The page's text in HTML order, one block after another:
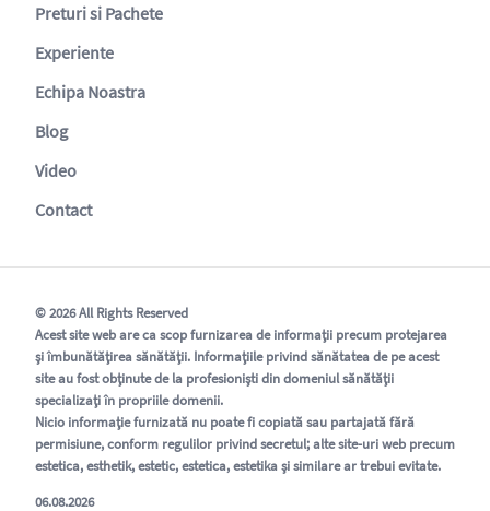
Preturi si Pachete
Experiente
Echipa Noastra
Blog
Video
Contact
© 2026 All Rights Reserved
Acest site web are ca scop furnizarea de informații precum protejarea
și îmbunătățirea sănătății. Informațiile privind sănătatea de pe acest
site au fost obținute de la profesioniști din domeniul sănătății
specializați în propriile domenii.
Nicio informație furnizată nu poate fi copiată sau partajată fără
permisiune, conform regulilor privind secretul; alte site-uri web precum
estetica, esthetik, estetic, estetica, estetika și similare ar trebui evitate.
06.08.2026